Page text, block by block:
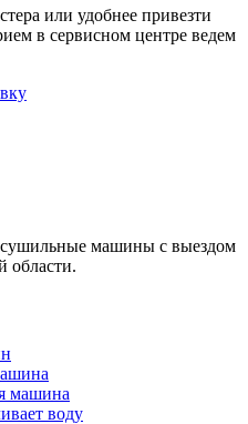
или удобнее привезти
в сервисном центре ведем
машины с выездом
области.
машина
воду